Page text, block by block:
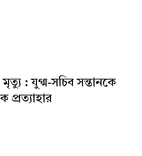
: যুগ্ম-সচিব সন্তানকে
প্রত্যাহার